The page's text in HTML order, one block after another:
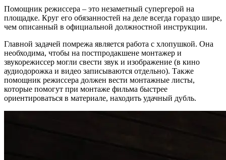
Помощник режиссера – это незаметный супергерой на
площадке. Круг его обязанностей на деле всегда гораздо шире,
чем описанный в официальной должностной инструкции.
Главной задачей помрежа является работа с хлопушкой. Она
необходима, чтобы на постпродакшене монтажер и
звукорежиссер могли свести звук и изображение (в кино
аудиодорожка и видео записываются отдельно). Также
помощник режиссера должен вести монтажные листы,
которые помогут при монтаже фильма быстрее
ориентироваться в материале, находить удачный дубль.